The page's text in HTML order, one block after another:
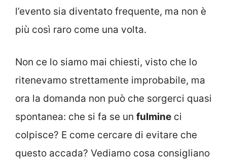
l’evento sia diventato frequente, ma non è
più così raro come una volta.
Non ce lo siamo mai chiesti, visto che lo
ritenevamo strettamente improbabile, ma
ora la domanda non può che sorgerci quasi
spontanea: che si fa se un fulmine ci
colpisce? E come cercare di evitare che
questo accada? Vediamo cosa consigliano